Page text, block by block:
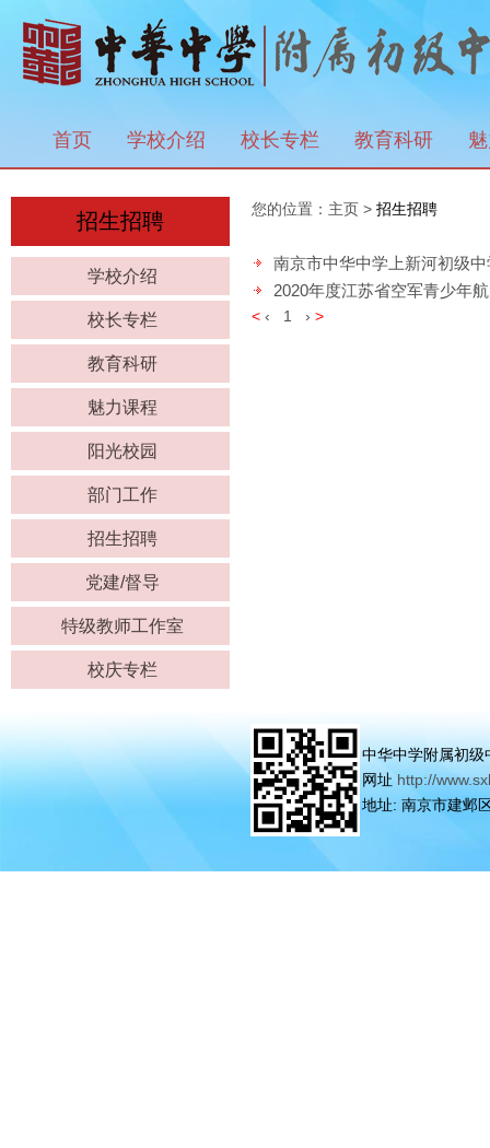
首页 学校介绍 校长专栏 教育科研
招生招聘
学校介绍
校长专栏
教育科研
魅力课程
阳光校园
部门工作
招生招聘
党建/督导
特级教师工作室
校庆专栏
您的位置： 主页 > 招生招聘
南京市中华中学上新河初级
2020年度江苏省空军青少年
< ‹ 1 › >
中华中学附属初
网址 http://
地址: 南京市建